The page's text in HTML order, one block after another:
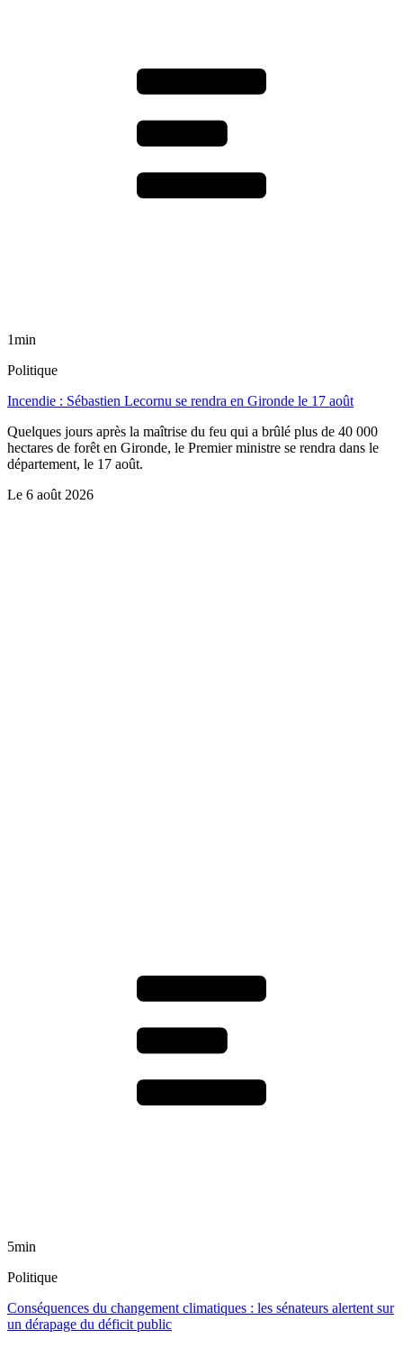
1min
Politique
Incendie : Sébastien Lecornu se rendra en Gironde le 17 août
Quelques jours après la maîtrise du feu qui a brûlé plus de 40 000
hectares de forêt en Gironde, le Premier ministre se rendra dans le
département, le 17 août.
Le 6 août 2026
5min
Politique
Conséquences du changement climatiques : les sénateurs alertent sur
un dérapage du déficit public